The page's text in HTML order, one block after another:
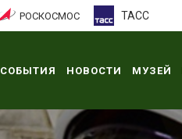
РОСКОСМОС ТАСС
СОБЫТИЯ НОВОСТИ МУЗЕЙ